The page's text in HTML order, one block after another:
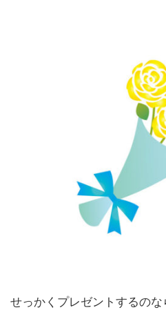
せっかくプレゼントするの